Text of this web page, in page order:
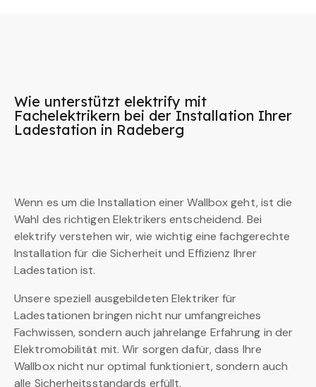
Wie unterstützt elektrify mit
Fachelektrikern bei der Installation Ihrer
Ladestation in Radeberg
Wenn es um die Installation einer Wallbox geht, ist die
Wahl des richtigen Elektrikers entscheidend. Bei
elektrify verstehen wir, wie wichtig eine fachgerechte
Installation für die Sicherheit und Effizienz Ihrer
Ladestation ist.
Unsere speziell ausgebildeten Elektriker für
Ladestationen bringen nicht nur umfangreiches
Fachwissen, sondern auch jahrelange Erfahrung in der
Elektromobilität mit. Wir sorgen dafür, dass Ihre
Wallbox nicht nur optimal funktioniert, sondern auch
alle Sicherheitsstandards erfüllt.